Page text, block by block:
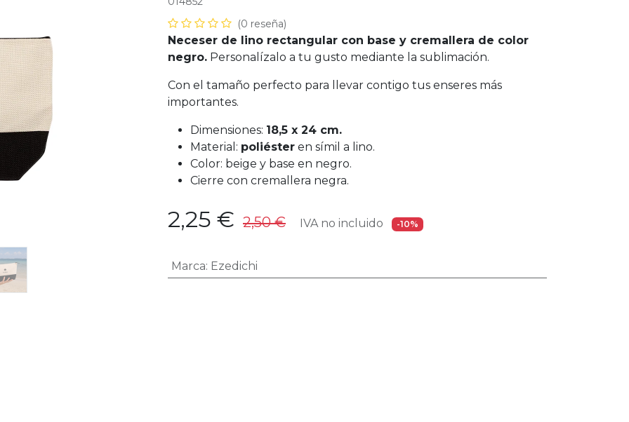
(0 reseña)
Neceser de lino rectangular con base y cremallera de color
negro. Personalízalo a tu gusto mediante la sublimación.
Con el tamaño perfecto para llevar contigo tus enseres más
importantes.
Dimensiones: 18,5 x 24 cm.
Material: poliéster en símil a lino.
Color: beige y base en negro.
Cierre con cremallera negra.
2,25 € 2,50€ IVA no incluido -10%
Marca: Ezedichi